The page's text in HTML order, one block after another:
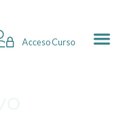
Acceso Curso